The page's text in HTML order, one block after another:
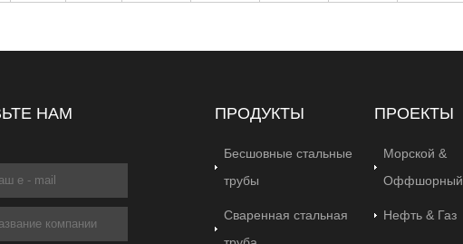
НАМ
ПРОДУКТЫ
Бесшовные стальные
трубы
Сваренная стальная
ПРОЕКТЫ
Морской &
Оффшорный
Нефть & Газ